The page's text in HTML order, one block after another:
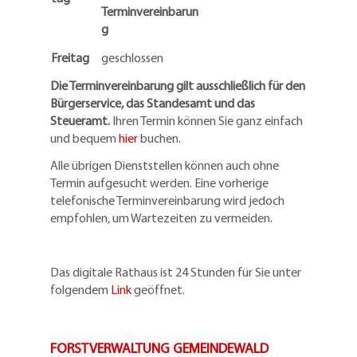
Terminvereinbarun
g
Freitag
geschlossen
Die Terminvereinbarung gilt ausschließlich für den
Bürgerservice, das Standesamt und das
Steueramt. Ihren Termin können Sie ganz einfach
und bequem hierbuchen.
Alle übrigen Dienststellen können auch ohne
Termin aufgesucht werden. Eine vorherige
telefonische Terminvereinbarung wird jedoch
empfohlen, um Wartezeiten zu vermeiden.
Das digitale Rathaus ist 24 Stunden für Sie unter
folgendem Linkgeöffnet.
FORSTVERWALTUNG GEMEINDEWALD